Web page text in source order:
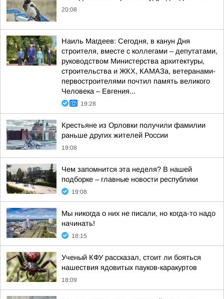
20:08
Наиль Магдеев: Сегодня, в канун Дня
строителя, вместе с коллегами – депутатами,
руководством Министерства архитектуры,
строительства и ЖКХ, КАМАЗа, ветеранами-
первостроителями почтил память великого
Человека – Евгения...
19:28
Крестьяне из Орловки получили фамилии
раньше других жителей России
19:08
Чем запомнится эта неделя? В нашей
подборке – главные новости республики
19:08
Мы никогда о них не писали, но когда-то надо
начинать!
18:15
Ученый КФУ рассказал, стоит ли бояться
нашествия ядовитых пауков-каракуртов
18:09